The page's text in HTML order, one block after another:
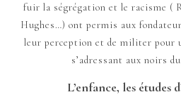
fuir la ségrégation et le racisme (
Hughes…) ont permis aux
leur perception et de militer pour
s’adressant aux noirs
L’enfance, les études